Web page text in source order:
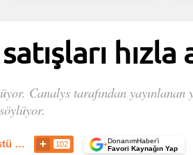
hızla
Canalys tarafından
102 +DonanımHaber’i
Favori Kaynağın Yap